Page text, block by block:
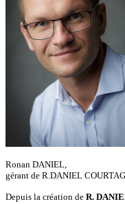
Ronan DANIEL,
gérant de R.DANIEL
Depuis la création de R.